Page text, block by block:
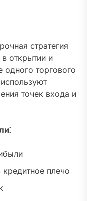
стратегия
в открытии и
одного торгового
точек входа и
плечо